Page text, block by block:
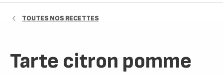
TOUTES NOS RECETTES
Tarte citron pomme